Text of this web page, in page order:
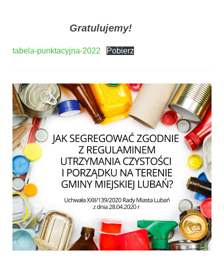
Gratulujemy!
tabela-punktacyjna-2022 Pobierz